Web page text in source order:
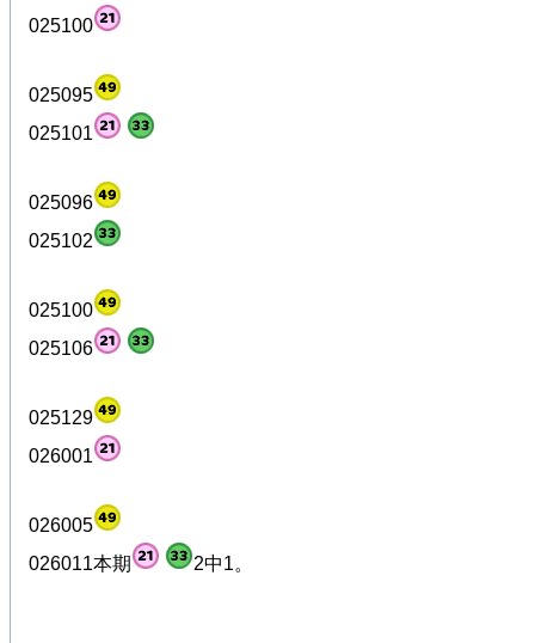
025100
025095
025101
025096
025102
025100
025106
025129
026001
026005
026011本期
2中1。